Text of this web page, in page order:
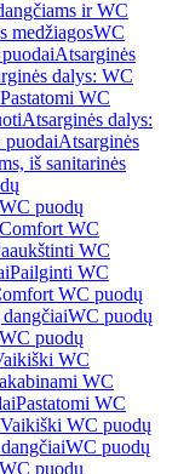
ir WC
medžiagosWC
Atsarginės
dalys: WC
WC
Atsarginės dalys:
puodaiAtsarginės
iš sanitarinės
WC puodų
Comfort WC
WC
Pailginti WC
WC puodų
WC puodų
WC puodų
WC
WC
Pastatomi WC
Vaikiški WC puodų
WC puodų
WC puodų